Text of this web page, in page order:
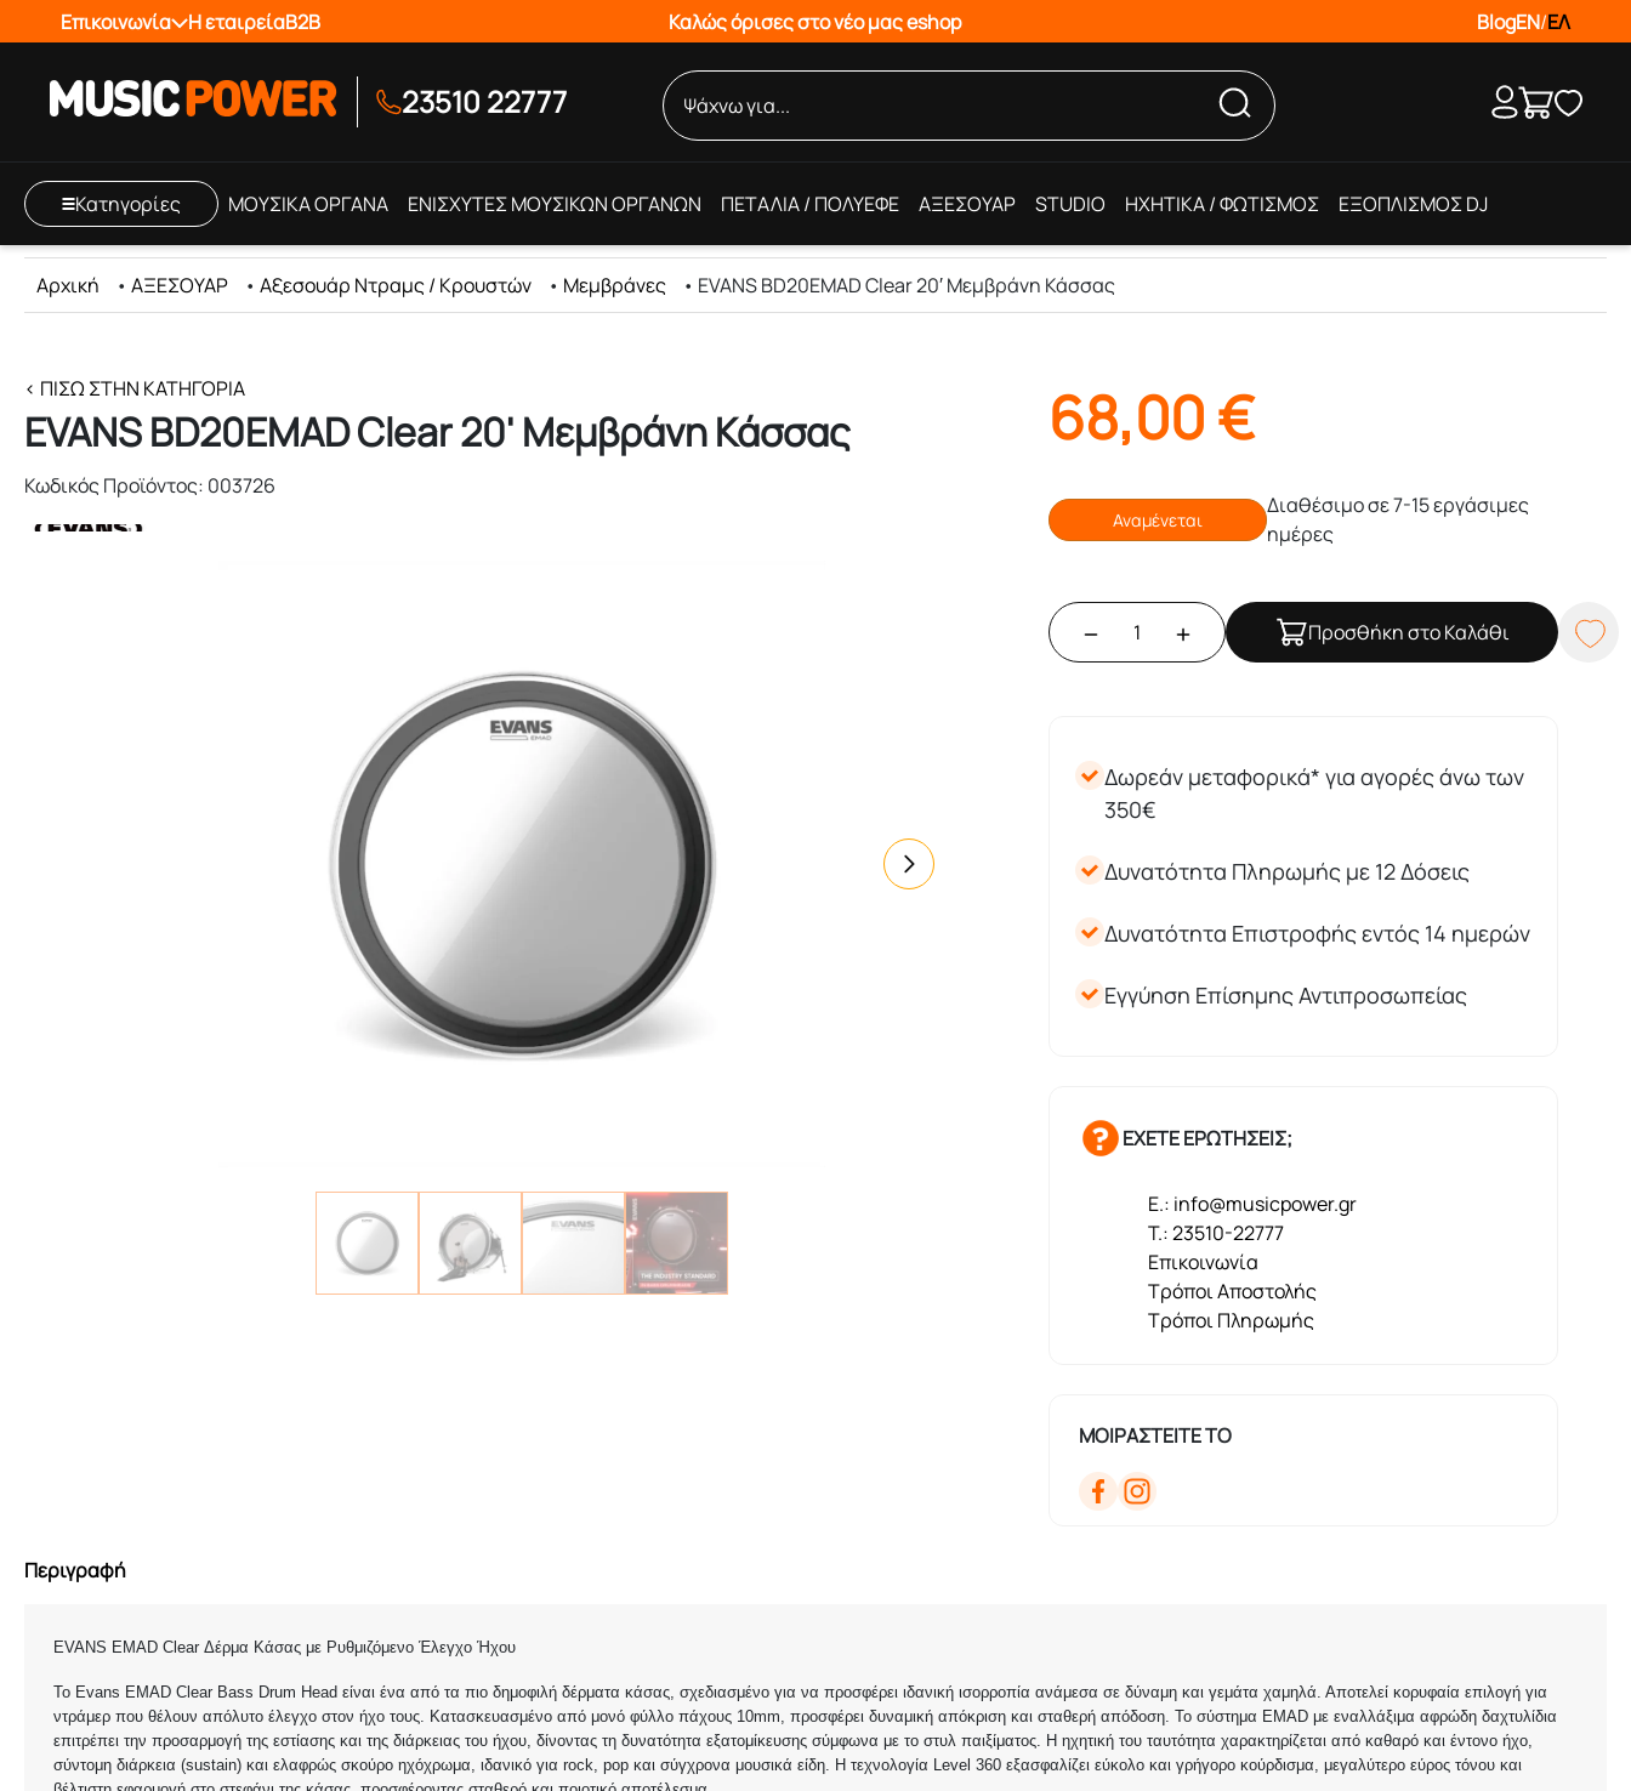
Επικοινωνία Η εταιρείαB2B Καλώς όρισες στο νέο μας eshop BlogEN/ΕΛ
23510 22777
Κατηγορίες ΜΟΥΣΙΚΑ ΟΡΓΑΝΑ ΕΝΙΣΧΥΤΕΣ ΜΟΥΣΙΚΩΝ ΟΡΓΑΝΩΝ ΠΕΤΑΛΙΑ / ΠΟΛΥΕΦΕ ΑΞΕΣΟΥΑΡ STUDIO ΗΧΗΤΙΚΑ / ΦΩΤΙΣΜΟΣ ΕΞΟΠΛΙΣΜΟΣ DJ
Αρχική • ΑΞΕΣΟΥΑΡ • Αξεσουάρ Ντραμς / Κρουστών • Μεμβράνες • EVANS BD20EMAD Clear 20′ Μεμβράνη Κάσσας
< ΠΊΣΩ ΣΤΗΝ ΚΑΤΗΓΟΡΊΑ
EVANS BD20EMAD Clear 20' Μεμβράνη Κάσσας
Κωδικός Προϊόντος: 003726
68,00€
Αναμένεται
Διαθέσιμο σε 7-15 εργάσιμες
ημέρες
Προσθήκη στο Καλάθι
Δωρεάν μεταφορικά* για αγορές άνω των
350€
Δυνατότητα Πληρωμής με 12 Δόσεις
Δυνατότητα Επιστροφής εντός 14 ημερών
Εγγύηση Επίσημης Αντιπροσωπείας
ΕΧΕΤΕ ΕΡΩΤΗΣΕΙΣ;
E.: info@musicpower.gr
T.: 23510-22777
Επικοινωνία
Τρόποι Αποστολής
Τρόποι Πληρωμής
ΜΟΙΡΑΣΤΕΙΤΕ ΤΟ
Περιγραφή
EVANS EMAD Clear Δέρμα Κάσας με Ρυθμιζόμενο Έλεγχο Ήχου
Το Evans EMAD Clear Bass Drum Head είναι ένα από τα πιο δημοφιλή δέρματα κάσας, σχεδιασμένο για να προσφέρει ιδανική ισορροπία ανάμεσα σε δύναμη και γεμάτα χαμηλά. Αποτελεί κορυφαία επιλογή για
ντράμερ που θέλουν απόλυτο έλεγχο στον ήχο τους. Κατασκευασμένο από μονό φύλλο πάχους 10mm, προσφέρει δυναμική απόκριση και σταθερή απόδοση. Το σύστημα EMAD με εναλλάξιμα αφρώδη δαχτυλίδια
επιτρέπει την προσαρμογή της εστίασης και της διάρκειας του ήχου, δίνοντας τη δυνατότητα εξατομίκευσης σύμφωνα με το στυλ παιξίματος. Η ηχητική του ταυτότητα χαρακτηρίζεται από καθαρό και έντονο ήχο,
σύντομη διάρκεια (sustain) και ελαφρώς σκούρο ηχόχρωμα, ιδανικό για rock, pop και σύγχρονα μουσικά είδη. Η τεχνολογία Level 360 εξασφαλίζει εύκολο και γρήγορο κούρδισμα, μεγαλύτερο εύρος τόνου και